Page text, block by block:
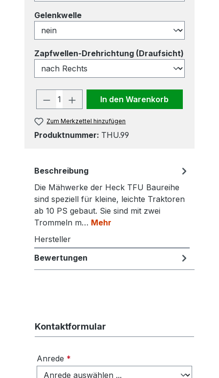
Gelenkwelleauswählen
Zapfwellen-Drehrichtung (Draufsicht)
Produkt Anzahl: Gib den
In den Warenkorb
Zum Merkzettel hinzufügen
Produktnummer: THU.99
Beschreibung
Die Mähwerke der Heck TFU Baureihe
sind speziell für kleine, leichte Traktoren
ab 10 PS gebaut. Sie sind mit zwei
Trommeln m… Mehr
Hersteller
Bewertungen
Kontaktformular
Anrede *